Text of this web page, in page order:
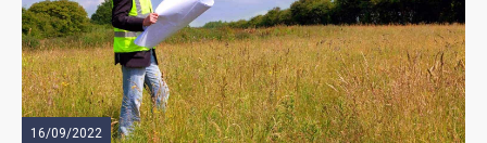
16/09/2022